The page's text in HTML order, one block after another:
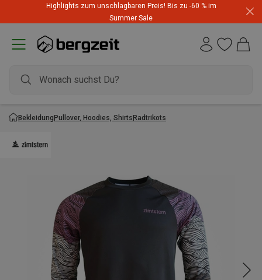
Highlights zum unschlagbaren Preis! Bis zu -60 % im
Summer Sale
BekleidungPullover, Hoodies, ShirtsRadtrikots